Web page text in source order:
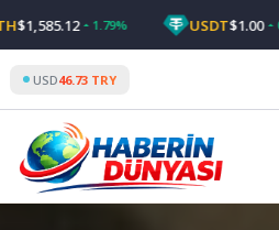
to
content
$1,585.12 1.79% USDT$1.00
USD46.73 TRY